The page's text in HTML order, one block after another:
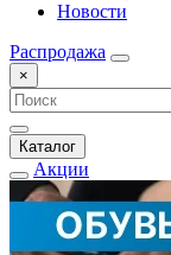
Новости
Распродажа
×
Каталог
Акции